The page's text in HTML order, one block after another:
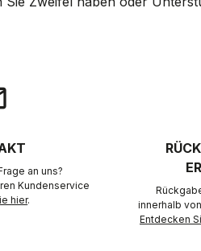
an uns?
Kundenservice
hier.
innerhalb
Entdecken